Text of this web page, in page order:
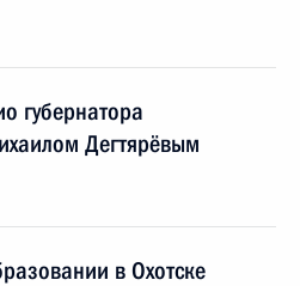
губернатора
Дегтярёвым
в Охотске